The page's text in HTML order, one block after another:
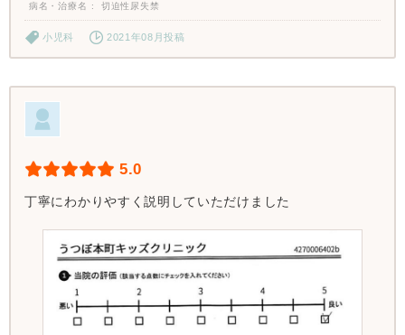
病名・治療名 切迫性尿失禁
小児科 2021年08月投稿
5.0
丁寧にわかりやすく説明していただけました